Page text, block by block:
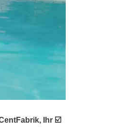
Ihr ☑️